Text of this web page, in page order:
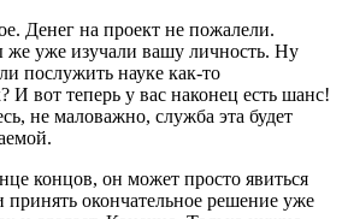
Денег на проект не пожалели.
уже изучали вашу личность. Ну
послужить науке как-то
И вот теперь у вас наконец есть шанс!
не маловажно, служба эта будет
концов, он может просто явиться
принять окончательное решение уже